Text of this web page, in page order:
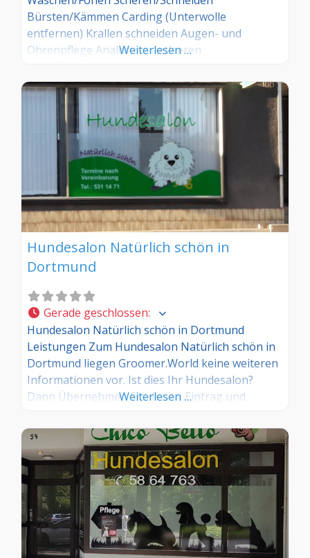
Bürsten/Kämmen Carding (Unterwolle
entfernen) Krallen schneiden Augen- und
Ohrenpflege Analdrüse entleeren
Weiterlesen …
Hundesalon Natürlich schön in
Dortmund
Gerade geschlossen:
Hundesalon Natürlich schön in Dortmund
Leistungen Zum Hundesalon Natürlich schön in
Dortmund liegen Groomer.World keine weiteren
Informationen vor. Ist dies Ihr Hundesalon?
Dann Übernehmen Sie diesen Eintrag und
ein. Sind Sie Kunde in diesem Hundesalon, dann
teilen Sie uns Ihre Erfahrungen über die
Kommentarfunktion gerne mit.
Weiterlesen …